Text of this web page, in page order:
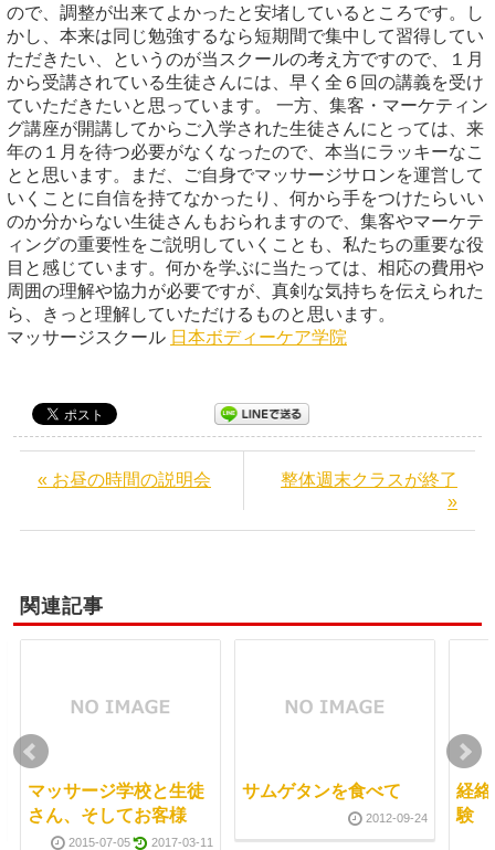
ので、調整が出来てよかったと安堵しているところです。し
かし、本来は同じ勉強するなら短期間で集中して習得してい
ただきたい、というのが当スクールの考え方ですので、１月
から受講されている生徒さんには、早く全６回の講義を受け
ていただきたいと思っています。 一方、集客・マーケティン
グ講座が開講してからご入学された生徒さんにとっては、来
年の１月を待つ必要がなくなったので、本当にラッキーなこ
とと思います。まだ、ご自身でマッサージサロンを運営して
いくことに自信を持てなかったり、何から手をつけたらいい
のか分からない生徒さんもおられますので、集客やマーケテ
ィングの重要性をご説明していくことも、私たちの重要な役
目と感じています。何かを学ぶに当たっては、相応の費用や
周囲の理解や協力が必要ですが、真剣な気持ちを伝えられた
ら、きっと理解していただけるものと思います。
マッサージスクール 日本ボディーケア学院
« お昼の時間の説明会
整体週末クラスが終了
»
関連記事
マッサージ学校と生徒
さん、そしてお客様
2015-07-05 2017-03-11
サムゲタンを食べて
2012-09-24
経
験